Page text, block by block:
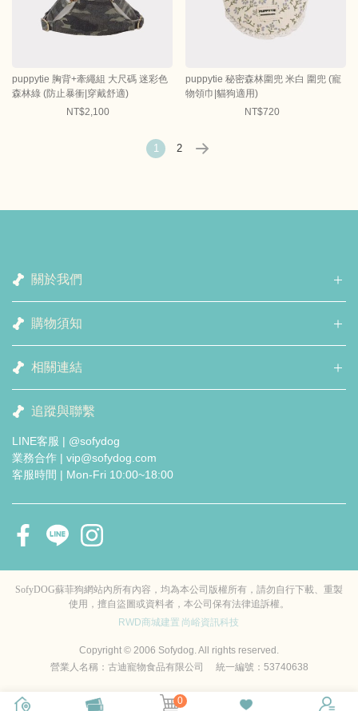
puppytie 胸背+牽繩組 大尺碼 迷彩色
森林綠 (防止暴衝|穿戴舒適)
NT$2,100
puppytie 秘密森林圍兜 米白 圍兜 (寵
物領巾|貓狗適用)
NT$720
1 2
關於我們
購物須知
相關連結
追蹤與聯繫
LINE客服 | @sofydog
業務合作 | vip@sofydog.com
客服時間 | Mon-Fri 10:00~18:00
SofyDOG蘇菲狗網站內所有內容，均為本公司版權所有，請勿自行下載、重製
使用，擅自盜圖或資料者，本公司保有法律追訴權。
RWD商城建置 尚峪資訊科技
Copyright © 2006 Sofydog. All rights reserved.
營業人名稱：古迪寵物食品有限公司 統一編號：53740638
0